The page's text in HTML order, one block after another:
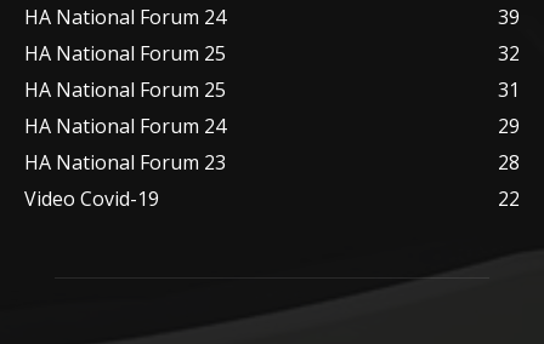
HA National Forum 24
39
HA National Forum 25
32
HA National Forum 25
31
HA National Forum 24
29
HA National Forum 23
28
Video Covid-19
22